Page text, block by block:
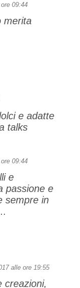
09:44
merita
e adatte
talks
09:44
e
passione e
sempre in
alle ore 19:55
creazioni,